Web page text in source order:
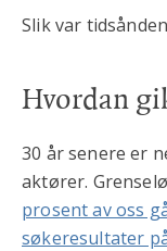
Slik var
Hvordan
30 år senere er
aktører.
prosent av oss
søkeresultater